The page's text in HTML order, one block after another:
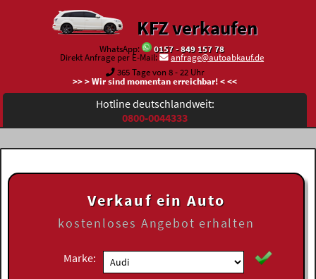
KFZ verkaufen
WhatsApp:
0157 - 849 157 78
Direkt Anfrage per E-Mail:
anfrage@autoabkauf.de
365 Tage von 8 - 22 Uhr
>> > Wir sind momentan erreichbar! < <<
Hotline deutschlandweit:
0800-0044333
Verkauf ein Auto
kostenloses Angebot erhalten
Marke: